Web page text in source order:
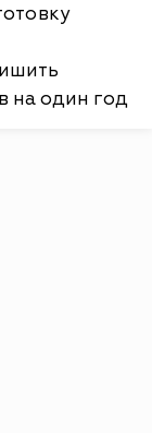
на один год